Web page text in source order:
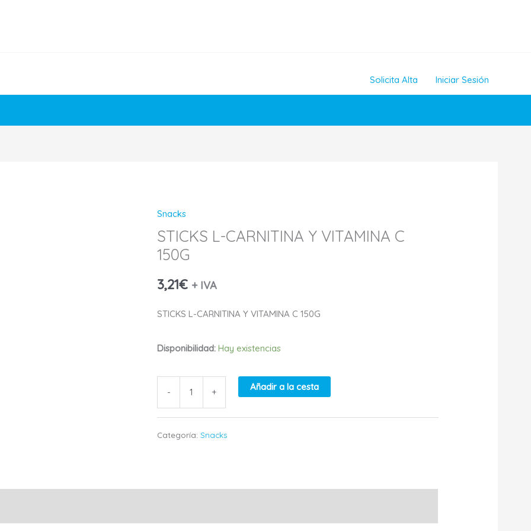
Solicita Alta
Iniciar Sesión
Snacks
STICKS L-CARNITINA Y VITAMINA C
150G
3,21€ + IVA
STICKS L-CARNITINA Y VITAMINA C 150G
Disponibilidad: Hay existencias
-
L-
C
150G
+ Añadir a la cesta
Categoría:Snacks